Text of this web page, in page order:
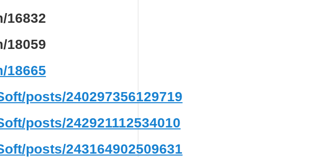
16832
18059
18665
posts/240297356129719
posts/242921112534010
posts/243164902509631